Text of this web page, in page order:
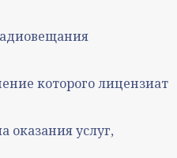
которого лицензиат
оказания услуг,